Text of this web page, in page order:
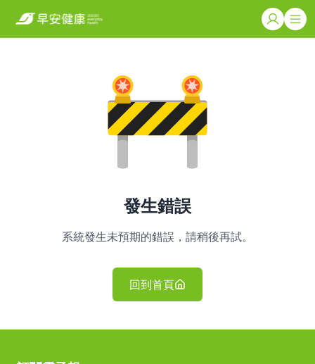
發生錯誤
系統發生未預期的錯誤，請稍後再試。
回到首頁